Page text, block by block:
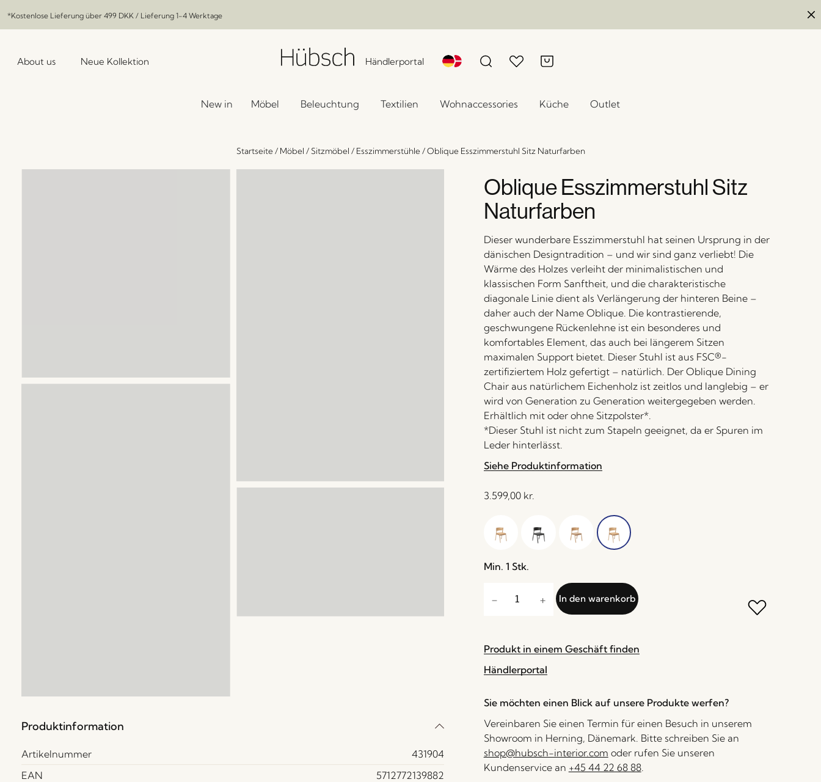
*Kostenlose Lieferung über 499 DKK / Lieferung 1-4 Werktage
About us Neue Kollektion Händlerportal
New in Möbel Beleuchtung Textilien Wohnaccessories Küche Outlet
Startseite/ Möbel / Sitzmöbel / Esszimmerstühle/Oblique Esszimmerstuhl Sitz Naturfarben
Produktinformation
Artikelnummer
431904
EAN
5712772139882
Oblique Esszimmerstuhl Sitz
Naturfarben
Dieser wunderbare Esszimmerstuhl hat seinen Ursprung in der
dänischen Designtradition – und wir sind ganz verliebt! Die
Wärme des Holzes verleiht der minimalistischen und
klassischen Form Sanftheit, und die charakteristische
diagonale Linie dient als Verlängerung der hinteren Beine –
daher auch der Name Oblique. Die kontrastierende,
geschwungene Rückenlehne ist ein besonderes und
komfortables Element, das auch bei längerem Sitzen
maximalen Support bietet. Dieser Stuhl ist aus FSC®-
zertifiziertem Holz gefertigt – natürlich. Der Oblique Dining
Chair aus natürlichem Eichenholz ist zeitlos und langlebig – er
wird von Generation zu Generation weitergegeben werden.
Erhältlich mit oder ohne Sitzpolster*.
*Dieser Stuhl ist nicht zum Stapeln geeignet, da er Spuren im
Leder hinterlässt.
Siehe Produktinformation
3.599,00 kr.
Min. 1 Stk.
In den warenkorb
Produkt in einem Geschäft finden
Händlerportal
Sie möchten einen Blick auf unsere Produkte werfen?
Vereinbaren Sie einen Termin für einen Besuch in unserem
Showroom in Herning, Dänemark. Bitte schreiben Sie an
shop@hubsch-interior.com oder rufen Sie unseren
Kundenservice an +45 44 22 68 88.